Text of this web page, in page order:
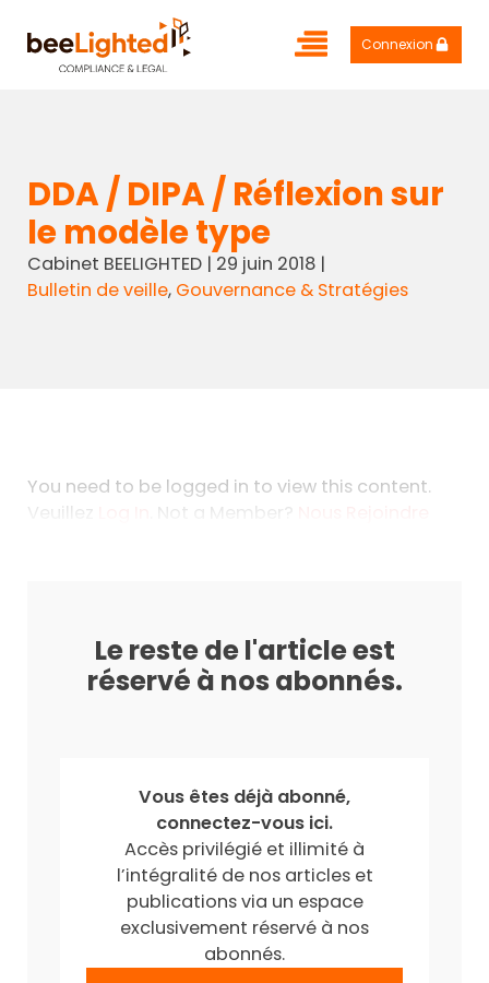
Connexion
DDA / DIPA / Réflexion sur
le modèle type
Cabinet BEELIGHTED| 29 juin 2018|
Bulletin de veille, Gouvernance & Stratégies
You need to be logged in to view this content.
Veuillez
. Not a Member?
Le reste de l'article est
réservé à nos abonnés.
Vous êtes déjà abonné,
connectez-vous ici.
Accès privilégié et illimité à
l’intégralité de nos articles et
publications via un espace
exclusivement réservé à nos
abonnés.